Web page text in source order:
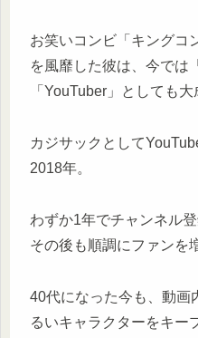
お笑いコンビ「キングコ
を風靡した彼は、今では
「YouTuber」としても
カジサックとして
2018年。
わずか1年でチャンネル
その後も順調にファンを
40代になった今も、動画
るいキャラクターをキー